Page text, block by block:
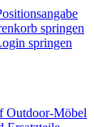
springen
springen